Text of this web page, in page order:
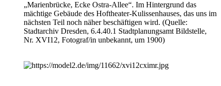
„Marienbrücke, Ecke Ostra-Allee“. Im Hintergrund das
mächtige Gebäude des Hoftheater-Kulissenhauses, das uns im
nächsten Teil noch näher beschäftigen wird. (Quelle:
Stadtarchiv Dresden, 6.4.40.1 Stadtplanungsamt Bildstelle,
Nr. XVI12, Fotograf/in unbekannt, um 1900)